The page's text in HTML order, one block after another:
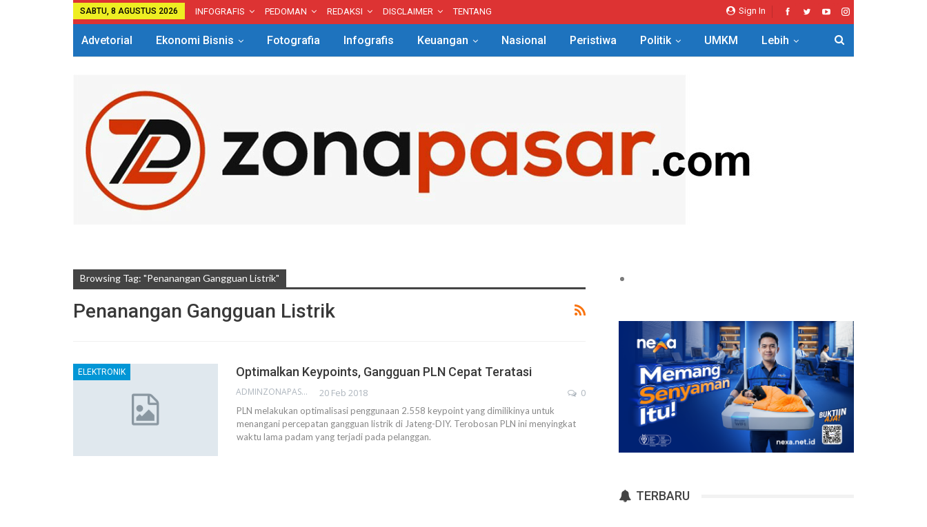
Sign In
SABTU, 8 AGUSTUS 2026 INFOGRAFIS PEDOMAN REDAKSI DISCLAIMER TENTANG
Advetorial Ekonomi Bisnis Fotografia Infografis Keuangan Nasional Peristiwa Politik UMKM Lebih
Browsing Tag: "penanangan Gangguan Listrik"
Penanangan Gangguan Listrik
ELEKTRONIK Optimalkan Keypoints, Gangguan PLN Cepat Teratasi
ADMINZONAPASAR 20 Feb 2018 0
PLN melakukan optimalisasi penggunaan 2.558 keypoint yang dimilikinya untuk
menangani percepatan gangguan listrik di Jateng-DIY. Terobosan PLN ini menyingkat
waktu lama padam yang terjadi pada pelanggan.
TERBARU